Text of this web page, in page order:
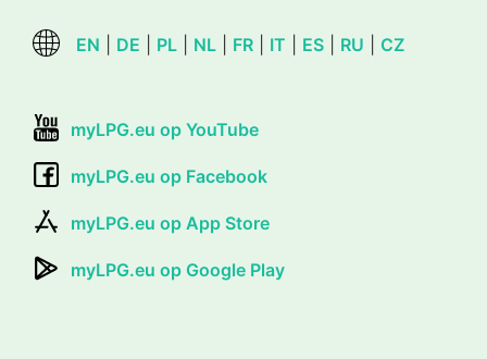
EN DE PL NL FR IT ES RU CZ
myLPG.eu op YouTube
myLPG.eu op Facebook
myLPG.eu op App Store
myLPG.eu op Google Play